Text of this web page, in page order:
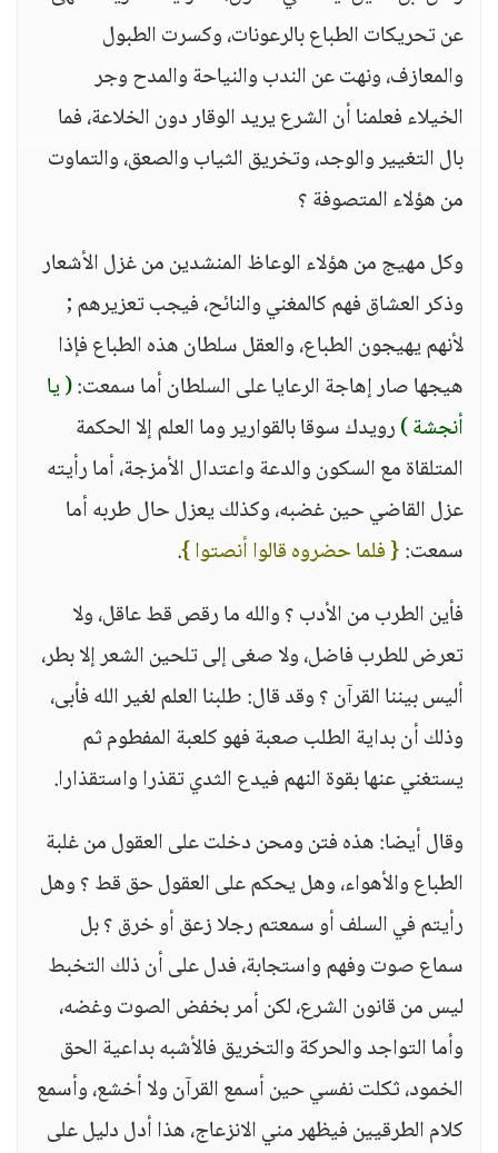
عن تحريكات الطباع بالرعونات، وكسرت الطبول
والمعازف، ونهت عن الندب والنياحة والمدح وجر
الخيلاء فعلمنا أن الشرع يريد الوقار دون الخلاعة، فما
بال التغيير والوجد، وتخريق الثياب والصعق، والتماوت
من هؤلاء المتصوفة ؟
وكل مهيج من هؤلاء الوعاظ المنشدين من غزل الأشعار
وذكر العشاق فهم كالمغني والنائح، فيجب تعزيرهم ;
لأنهم يهيجون الطباع، والعقل سلطان هذه الطباع فإذا
هيجها صار إهاجة الرعايا على السلطان أما سمعت:( يا
أنجشة )رويدك سوقا بالقوارير وما العلم إلا الحكمة
المتلقاة مع السكون والدعة واعتدال الأمزجة، أما رأيته
عزل القاضي حين غضبه، وكذلك يعزل حال طربه أما
سمعت:{ فلما حضروه قالوا أنصتوا }.
فأين الطرب من الأدب ؟ والله ما رقص قط عاقل، ولا
تعرض للطرب فاضل، ولا صغى إلى تلحين الشعر إلا بطر،
أليس بيننا القرآن ؟ وقد قال: طلبنا العلم لغير الله فأبى،
وذلك أن بداية الطلب صعبة فهو كلعبة المفطوم ثم
يستغني عنها بقوة النهم فيدع الثدي تقذرا واستقذارا.
وقال أيضا: هذه فتن ومحن دخلت على العقول من غلبة
الطباع والأهواء، وهل يحكم على العقول حق قط ؟ وهل
رأيتم في السلف أو سمعتم رجلا زعق أو خرق ؟ بل
سماع صوت وفهم واستجابة، فدل على أن ذلك التخبط
ليس من قانون الشرع، لكن أمر بخفض الصوت وغضه،
وأما التواجد والحركة والتخريق فالأشبه بداعية الحق
الخمود، ثكلت نفسي حين أسمع القرآن ولا أخشع، وأسمع
كلام الطرقيين فيظهر مني الانزعاج، هذا أدل دليل على